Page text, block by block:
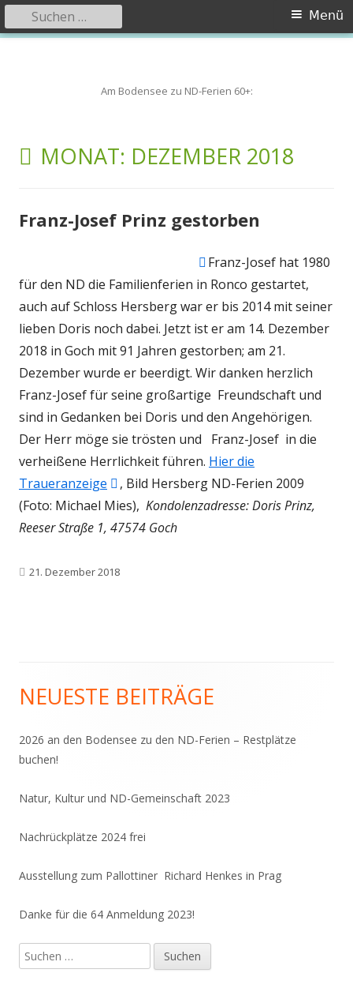
Am Bodensee zu ND-Ferien 60+:
Primäres
Menü
Suchen
nach:
MONAT: DEZEMBER 2018
Franz-Josef Prinz gestorben
In
neuem
Fenster
öffnen
Franz-Josef hat 1980
für den ND die Familienferien in Ronco gestartet,
auch auf Schloss Hersberg war er bis 2014 mit seiner
lieben Doris noch dabei. Jetzt ist er am 14. Dezember
2018 in Goch mit 91 Jahren gestorben; am 21.
Dezember wurde er beerdigt. Wir danken herzlich
Franz-Josef für seine großartige Freundschaft und
sind in Gedanken bei Doris und den Angehörigen.
Der Herr möge sie trösten und Franz-Josef in die
verheißene Herrlichkeit führen. Hier die
Traueranzeige
In
neuem
Fenster
, Bild Hersberg ND-Ferien 2009
(Foto: Michael Mies), Kondolenzadresse: Doris Prinz,
Reeser Straße 1, 47574 Goch
Veröffentlicht
21. Dezember 2018
Haupt-
Seitenleiste
NEUESTE BEITRÄGE
2026 an den Bodensee zu den ND-Ferien – Restplätze
buchen!
Natur, Kultur und ND-Gemeinschaft 2023
Nachrückplätze 2024 frei
Ausstellung zum Pallottiner Richard Henkes in Prag
Danke für die 64 Anmeldung 2023!
Suchen
nach: